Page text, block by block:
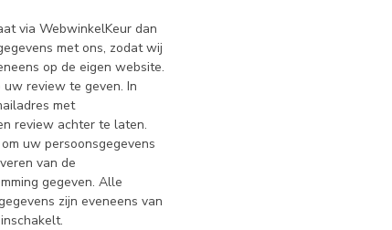
via WebwinkelKeur dan
met ons, zodat wij
op de eigen website.
review te geven. In
met
review achter te laten.
uw persoonsgegevens
van de
gegeven. Alle
zijn eveneens van